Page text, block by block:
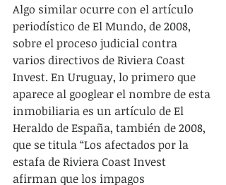
Algo similar ocurre con el artículo
periodístico de El Mundo, de 2008,
sobre el proceso judicial contra
varios directivos de Riviera Coast
Invest. En Uruguay, lo primero que
aparece al googlear el nombre de esta
inmobiliaria es un artículo de El
Heraldo de España, también de 2008,
que se titula “Los afectados por la
estafa de Riviera Coast Invest
afirman que los impagos